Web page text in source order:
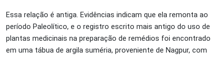
Essa relação é antiga. Evidências indicam que ela remonta ao
período Paleolítico, e o registro escrito mais antigo do uso de
plantas medicinais na preparação de remédios foi encontrado
em uma tábua de argila suméria, proveniente de Nagpur, com